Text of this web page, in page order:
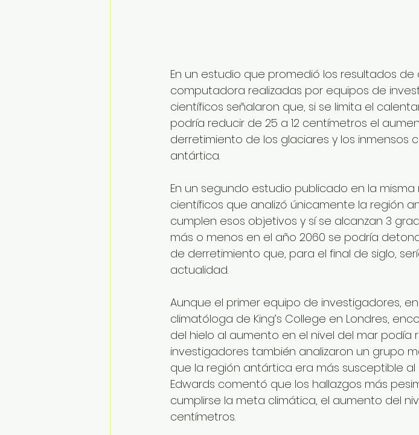
En un estudio que promedió los resultados
computadora realizadas por equipos de
científicos señalaron que, si se limita el
podría reducir de 25 a 12 centímetros el
derretimiento de los glaciares y los inmensos
antártica.
En un segundo estudio publicado en la
científicos que analizó únicamente la región
cumplen esos objetivos y sí se alcanzan 3
más o menos en el año 2060 se podría
de derretimiento que, para el final de siglo,
actualidad.
Aunque el primer equipo de investigadores,
climatóloga de King’s College en Londres,
del hielo al aumento en el nivel del mar podía
investigadores también analizaron un grupo
que la región antártica era más susceptible
Edwards comentó que los hallazgos más
cumplirse la meta climática, el aumento del
centímetros.